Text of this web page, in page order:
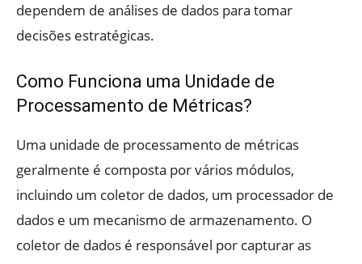
dependem de análises de dados para tomar
decisões estratégicas.
Como Funciona uma Unidade de
Processamento de Métricas?
Uma unidade de processamento de métricas
geralmente é composta por vários módulos,
incluindo um coletor de dados, um processador de
dados e um mecanismo de armazenamento. O
coletor de dados é responsável por capturar as